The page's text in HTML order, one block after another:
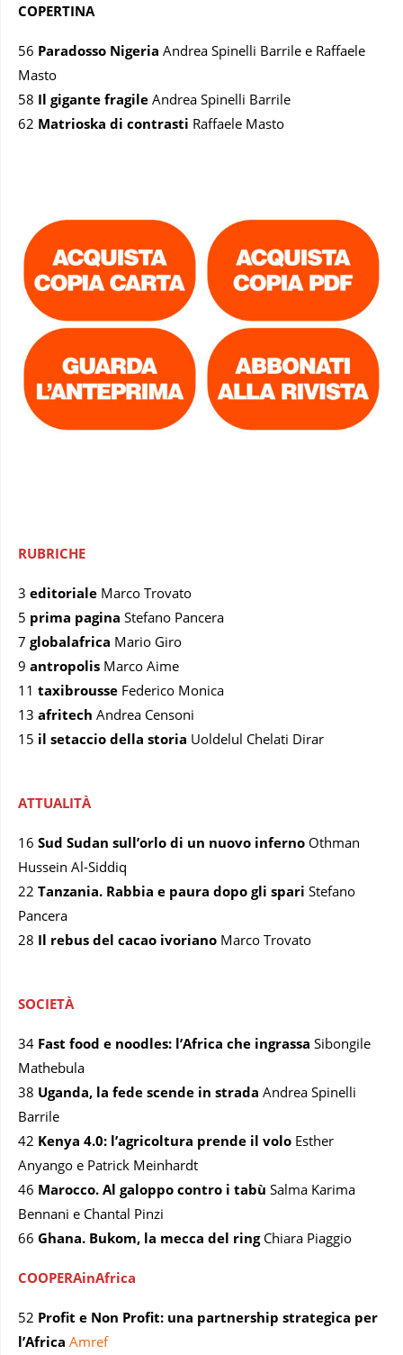
COPERTINA
56 Paradosso Nigeria Andrea Spinelli Barrile e Raffaele
Masto
58 Il gigante fragile Andrea Spinelli Barrile
62 Matrioska di contrasti Raffaele Masto
RUBRICHE
3 editoriale Marco Trovato
5 prima pagina Stefano Pancera
7 globalafrica Mario Giro
9 antropolis Marco Aime
11 taxibrousse Federico Monica
13 afritech Andrea Censoni
15 il setaccio della storia Uoldelul Chelati Dirar
ATTUALITÀ
16 Sud Sudan sull’orlo di un nuovo inferno Othman
Hussein Al-Siddiq
22 Tanzania. Rabbia e paura dopo gli spari Stefano
Pancera
28 Il rebus del cacao ivoriano Marco Trovato
SOCIETÀ
34 Fast food e noodles: l’Africa che ingrassa Sibongile
Mathebula
38 Uganda, la fede scende in strada Andrea Spinelli
Barrile
42 Kenya 4.0: l’agricoltura prende il volo Esther
Anyango e Patrick Meinhardt
46 Marocco. Al galoppo contro i tabù Salma Karima
Bennani e Chantal Pinzi
66 Ghana. Bukom, la mecca del ring Chiara Piaggio
COOPERAinAfrica
52 Profit e Non Profit: una partnership strategica per
l’Africa Amref